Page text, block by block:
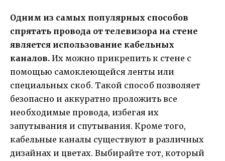
Одним из самых популярных способов
спрятать провода от телевизора на стене
является использование кабельных
каналов. Их можно прикрепить к стене с
помощью самоклеющейся ленты или
специальных скоб. Такой способ позволяет
безопасно и аккуратно проложить все
необходимые провода, избегая их
запутывания и спутывания. Кроме того,
кабельные каналы существуют в различных
дизайнах и цветах. Выбирайте тот, который